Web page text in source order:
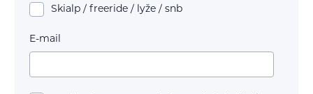
Skialp / freeride / lyže / snb
E-mail